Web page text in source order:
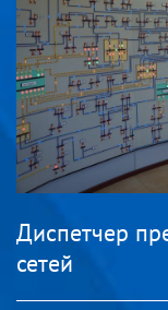
Диспетчер
сетей